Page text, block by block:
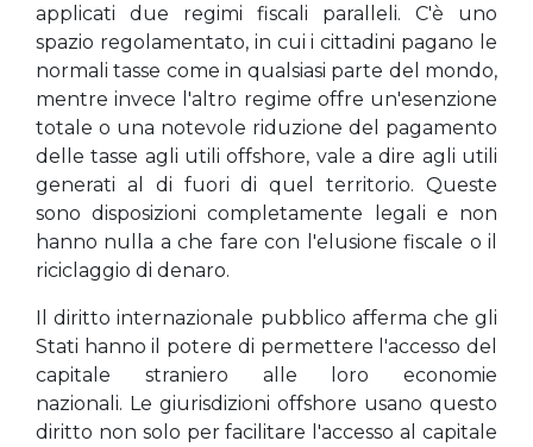
applicati due regimi fiscali paralleli. C'è uno
spazio regolamentato, in cui i cittadini pagano le
normali tasse come in qualsiasi parte del mondo,
mentre invece l'altro regime offre un'esenzione
totale o una notevole riduzione del pagamento
delle tasse agli utili offshore, vale a dire agli utili
generati al di fuori di quel territorio. Queste
sono disposizioni completamente legali e non
hanno nulla a che fare con l'elusione fiscale o il
riciclaggio di denaro.
Il diritto internazionale pubblico afferma che gli
Stati hanno il potere di permettere l'accesso del
capitale straniero alle loro economie
nazionali. Le giurisdizioni offshore usano questo
diritto non solo per facilitare l'accesso al capitale